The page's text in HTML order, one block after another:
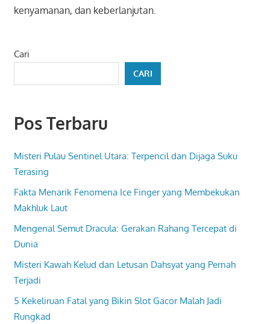
kenyamanan, dan keberlanjutan.
Cari
CARI
Pos Terbaru
Misteri Pulau Sentinel Utara: Terpencil dan Dijaga Suku
Terasing
Fakta Menarik Fenomena Ice Finger yang Membekukan
Makhluk Laut
Mengenal Semut Dracula: Gerakan Rahang Tercepat di
Dunia
Misteri Kawah Kelud dan Letusan Dahsyat yang Pernah
Terjadi
5 Kekeliruan Fatal yang Bikin Slot Gacor Malah Jadi
Rungkad